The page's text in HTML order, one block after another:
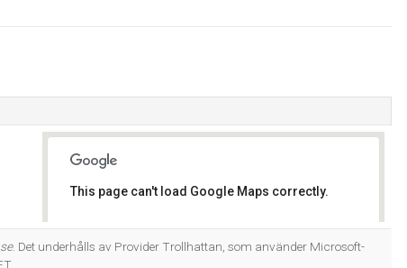
This page can't load Google Maps correctly.
. Det underhålls av Provider Trollhattan, som använder Microsoft-